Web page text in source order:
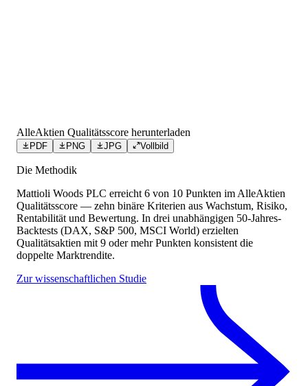
AlleAktien Qualitätsscore herunterladen
PDF PNG JPG Vollbild
Die Methodik
Mattioli Woods PLC erreicht 6 von 10 Punkten im AlleAktien
Qualitätsscore — zehn binäre Kriterien aus Wachstum, Risiko,
Rentabilität und Bewertung. In drei unabhängigen 50-Jahres-
Backtests (DAX, S&P 500, MSCI World) erzielten
Qualitätsaktien mit 9 oder mehr Punkten konsistent die
doppelte Marktrendite.
Zur wissenschaftlichen Studie